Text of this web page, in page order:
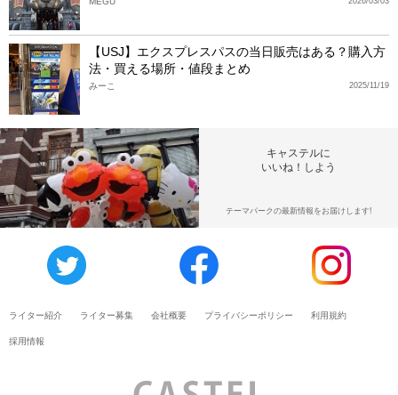
【USJ】エクスプレスパスの当日販売はある？購入方
法・買える場所・値段まとめ
2025/11/19
みーこ
キャステルに
いいね！しよう
テーマパークの最新情報をお届けします!
ライター紹介 ライター募集 会社概要 プライバシーポリシー 利用規約
採用情報